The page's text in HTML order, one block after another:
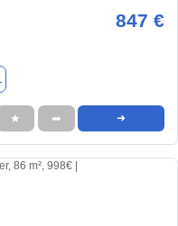
847 €
★ ➦ ➜